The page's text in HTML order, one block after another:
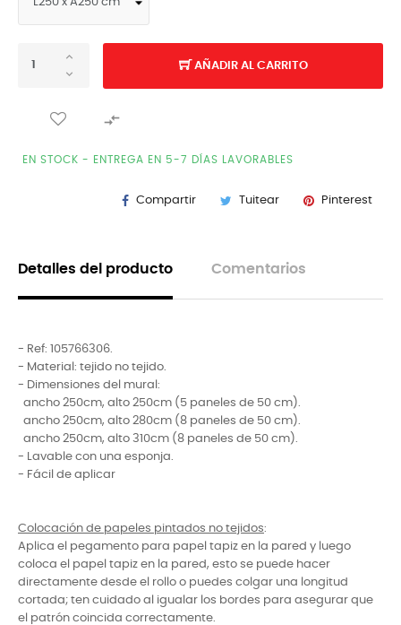
AÑADIR AL CARRITO

EN STOCK - ENTREGA EN 5-7 DÍAS LAVORABLES
Compartir Tuitear Pinterest
Detalles del producto Comentarios
- Ref: 105766306.
- Material: tejido no tejido.
- Dimensiones del mural:
ancho 250cm, alto 250cm (5 paneles de 50 cm).
ancho 250cm, alto 280cm (8 paneles de 50 cm).
ancho 250cm, alto 310cm (8 paneles de 50 cm).
- Lavable con una esponja.
- Fácil de aplicar
Colocación de papeles pintados no tejidos:
Aplica el pegamento para papel tapiz en la pared y luego
coloca el papel tapiz en la pared, esto se puede hacer
directamente desde el rollo o puedes colgar una longitud
cortada; ten cuidado al igualar los bordes para asegurar que
el patrón coincida correctamente.